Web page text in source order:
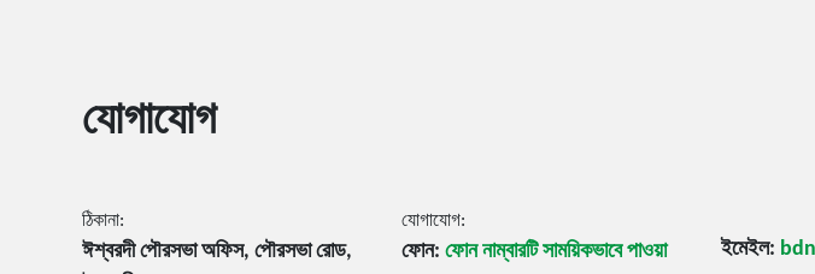
যোগাযোগ
ঠিকানা:
ঈশ্বরদী পৌরসভা অফিস, পৌরসভা রোড,
যোগাযোগ:
ফোন: ফোন নাম্বারটি সাময়িকভাবে পাওয়া
ইমেইল: